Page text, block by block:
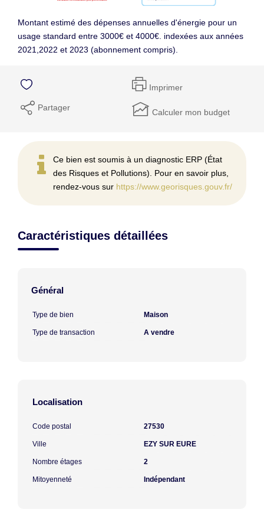
Montant estimé des dépenses annuelles d'énergie pour un
usage standard entre 3000€ et 4000€. indexées aux années
2021,2022 et 2023 (abonnement compris).
Imprimer
Partager Calculer mon budget
Ce bien est soumis à un diagnostic ERP (État
des Risques et Pollutions). Pour en savoir plus,
rendez-vous sur https://www.georisques.gouv.fr/
Caractéristiques détaillées
Général
Type de bien Maison
Type de transaction A vendre
Localisation
Code postal 27530
Ville EZY SUR EURE
Nombre étages 2
Mitoyenneté Indépendant